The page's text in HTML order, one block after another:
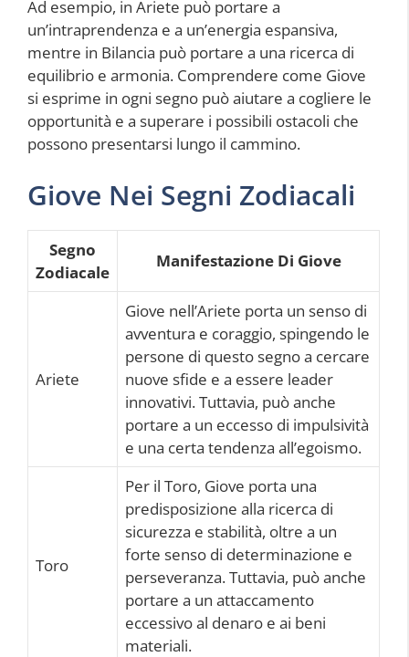
Ad esempio, in Ariete può portare a
un’intraprendenza e a un’energia espansiva,
mentre in Bilancia può portare a una ricerca di
equilibrio e armonia. Comprendere come Giove
si esprime in ogni segno può aiutare a cogliere le
opportunità e a superare i possibili ostacoli che
possono presentarsi lungo il cammino.
Giove Nei Segni Zodiacali
Segno
Zodiacale
Manifestazione Di Giove
Ariete
Giove nell’Ariete porta un senso di
avventura e coraggio, spingendo le
persone di questo segno a cercare
nuove sfide e a essere leader
innovativi. Tuttavia, può anche
portare a un eccesso di impulsività
e una certa tendenza all’egoismo.
Toro
Per il Toro, Giove porta una
predisposizione alla ricerca di
sicurezza e stabilità, oltre a un
forte senso di determinazione e
perseveranza. Tuttavia, può anche
portare a un attaccamento
eccessivo al denaro e ai beni
materiali.